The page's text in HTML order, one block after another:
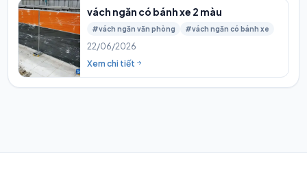
vách ngăn có bánh xe 2 màu
#vách ngăn văn phòng #vách ngăn có bánh xe
22/06/2026
Xem chi tiết